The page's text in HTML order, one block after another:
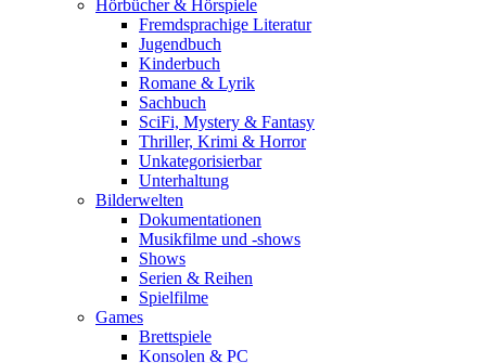
Hörbücher & Hörspiele
Fremdsprachige Literatur
Jugendbuch
Kinderbuch
Romane & Lyrik
Sachbuch
SciFi, Mystery & Fantasy
Thriller, Krimi & Horror
Unkategorisierbar
Unterhaltung
Bilderwelten
Dokumentationen
Musikfilme und -shows
Shows
Serien & Reihen
Spielfilme
Games
Brettspiele
Konsolen & PC